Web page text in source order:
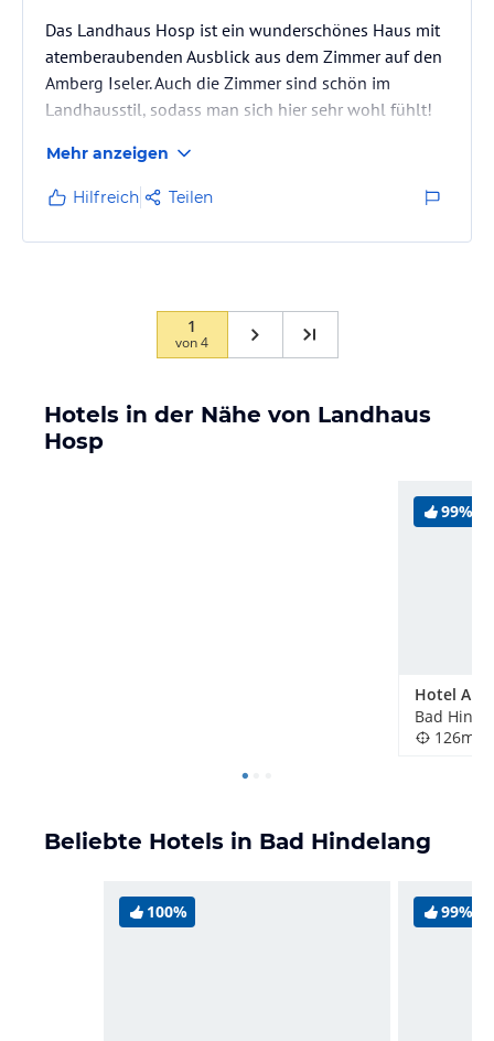
Das Landhaus Hosp ist ein wunderschönes Haus mit
atemberaubenden Ausblick aus dem Zimmer auf den
Amberg Iseler. Auch die Zimmer sind schön im
Landhausstil, sodass man sich hier sehr wohl fühlt!
Mehr anzeigen
Hilfreich Teilen
1
von4
Hotels in der Nähe von Landhaus
Hosp
99%
Bad
126m
Beliebte Hotels in Bad Hindelang
100% 99%